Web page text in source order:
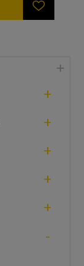
+
+
+
+
+
-